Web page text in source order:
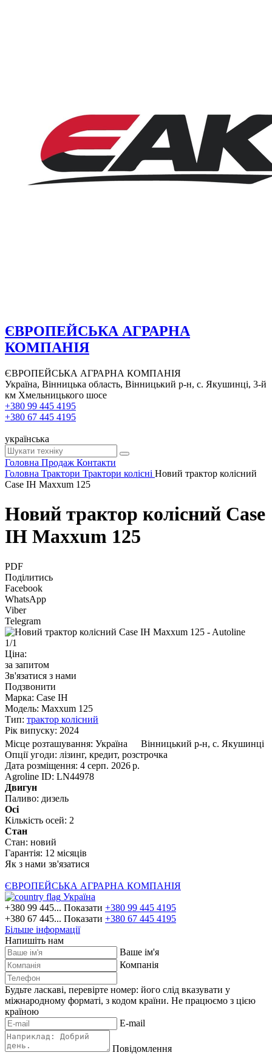
ЄВРОПЕЙСЬКА АГРАРНА
КОМПАНІЯ
ЄВРОПЕЙСЬКА АГРАРНА КОМПАНІЯ
Україна, Вінницька область, Вінницький р-н, с. Якушинці, 3-й
км Хмельницького шосе
+380 99 445 4195
+380 67 445 4195
українська
Головна Продаж Контакти
Головна Трактори Трактори колісні Новий трактор колісний
Case IH Maxxum 125
Новий трактор колісний Case
IH Maxxum 125
PDF
Поділитись
Facebook
WhatsApp
Viber
Telegram
1/1
Ціна:
за запитом
Зв'язатися з нами
Подзвонити
Марка: Case IH
Модель: Maxxum 125
Тип: трактор колісний
Рік випуску: 2024
Місце розташування: Україна
Вінницький р-н, с. Якушинці
Опції угоди: лізинг, кредит, розстрочка
Дата розміщення: 4 серп. 2026 р.
Agroline ID: LN44978
Двигун
Паливо: дизель
Осі
Кількість осей: 2
Стан
Стан: новий
Гарантія: 12 місяців
Як з нами зв'язатися
ЄВРОПЕЙСЬКА АГРАРНА КОМПАНІЯ
Україна
+380 99 445... Показати +380 99 445 4195
+380 67 445... Показати +380 67 445 4195
Більше інформації
Напишіть нам
Ваше ім'я
Компанія
Будьте ласкаві, перевірте номер: його слід вказувати у
міжнародному форматі, з кодом країни. Не працюємо з цією
країною
E-mail
Повідомлення